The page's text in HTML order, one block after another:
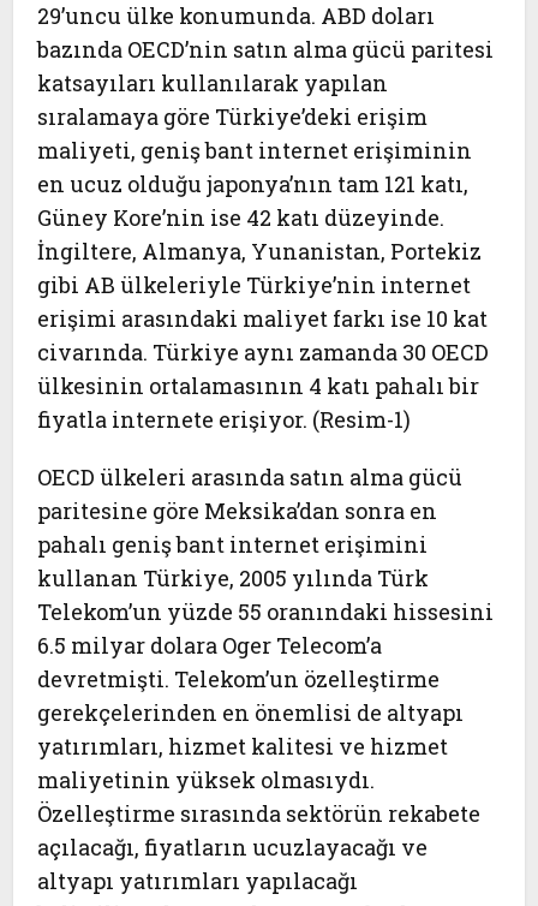
29’uncu ülke konumunda. ABD doları
bazında OECD’nin satın alma gücü paritesi
katsayıları kullanılarak yapılan
sıralamaya göre Türkiye’deki erişim
maliyeti, geniş bant internet erişiminin
en ucuz olduğu japonya’nın tam 121 katı,
Güney Kore’nin ise 42 katı düzeyinde.
İngiltere, Almanya, Yunanistan, Portekiz
gibi AB ülkeleriyle Türkiye’nin internet
erişimi arasındaki maliyet farkı ise 10 kat
civarında. Türkiye aynı zamanda 30 OECD
ülkesinin ortalamasının 4 katı pahalı bir
fiyatla internete erişiyor. (Resim-1)
OECD ülkeleri arasında satın alma gücü
paritesine göre Meksika’dan sonra en
pahalı geniş bant internet erişimini
kullanan Türkiye, 2005 yılında Türk
Telekom’un yüzde 55 oranındaki hissesini
6.5 milyar dolara Oger Telecom’a
devretmişti. Telekom’un özelleştirme
gerekçelerinden en önemlisi de altyapı
yatırımları, hizmet kalitesi ve hizmet
maliyetinin yüksek olmasıydı.
Özelleştirme sırasında sektörün rekabete
açılacağı, fiyatların ucuzlayacağı ve
altyapı yatırımları yapılacağı